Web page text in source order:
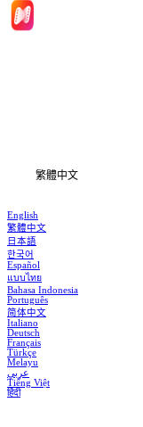
繁體中文
English
繁體中文
日本語
한국어
Español
แบบไทย
Bahasa Indonesia
Português
简体中文
Italiano
Deutsch
Français
Türkçe
Melayu
عربي
Tiếng Việt
हिंदी